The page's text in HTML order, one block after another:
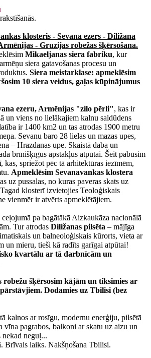
klosteris - Sevana ezers - Diližana
- Gruzijas robežas šķērsošana.
Mikaeljanas siera fabriku, kur
siera gatavošanas procesu un
Siera meistarklase: apmeklēsim
10 siera veidus, gaļas kūpinājumus
ezeru, Armēnijas "zilo pērli", kas ir
un viens no lielākajiem kalnu saldūdens
ir 1400 km2 un tas atrodas 1900 metru
Sevanu baro 28 lielas un mazas upes,
– Hrazdanas upe. Skaistā daba un
brīnišķīgus apstākļus atpūtai. Šeit pabūsim
, kas, spriežot pēc tā arhitektūras iezīmēm,
Apmeklēsim Sevanavankas klostera
uz pussalas, no kuras paveras skats uz
klosterī izvietojies Teoloģiskais
vienmēr ir atvērts apmeklētājiem.
pa bagātākā Aizkaukāza nacionālā
Tur atrodas Diližanas pilsēta – mājīga
un balneoloģiskais kūrorts, vieta ar
un mieru, tieši kā radīts garīgai atpūtai!
kvartālu ar tā darbnīcām un
šķērsosim kājām un tiksimies ar
Dodamies uz Tbilisi (bez
kalnos ar rosīgu, modernu enerģiju, pilsētā
vīna pagrabos, balkoni ar skatu uz aizu un
nekad neguļ...
Brīvais laiks. Nakšņošana Tbilisi.